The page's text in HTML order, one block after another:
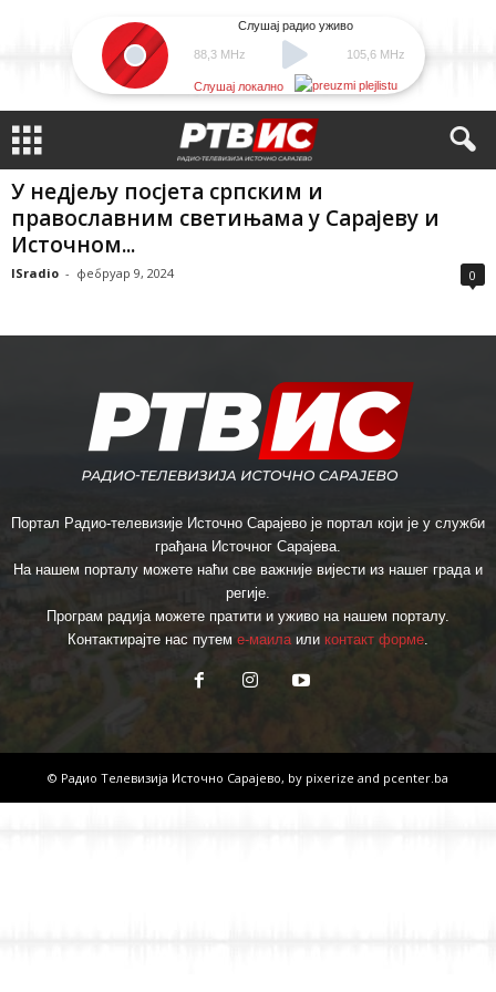
88,3 MHz
Слушај радио уживо
105,6 MHz
Слушај локално
У недјељу посјета српским и
православним светињама у Сарајеву и
Источном...
ISradio - фебруар 9, 2024 0
Портал Радио-телевизије Источно Сарајево је портал који је у служби
грађана Источног Сарајева.
На нашем порталу можете наћи све важније вијести из нашег града и
регије.
Програм радија можете пратити и уживо на нашем порталу.
Контактирајте нас путем е-маилаили контакт форме.
© Радио Телевизија Источно Сарајево, by pixerize and pcenter.ba